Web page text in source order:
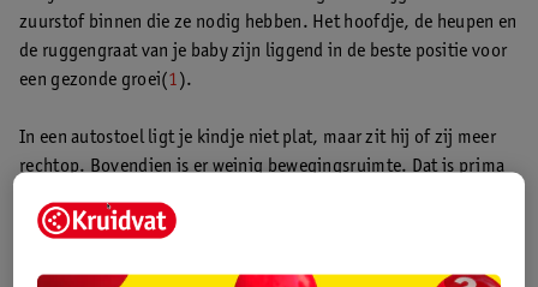
zuurstof binnen die ze nodig hebben. Het hoofdje, de heupen en
de ruggengraat van je baby zijn liggend in de beste positie voor
een gezonde groei(1).
In een autostoel ligt je kindje niet plat, maar zit hij of zij meer
rechtop. Bovendien is er weinig bewegingsruimte. Dat is prima
autoreis. Daarom is het belangrijk om elke twee uur een pauze in